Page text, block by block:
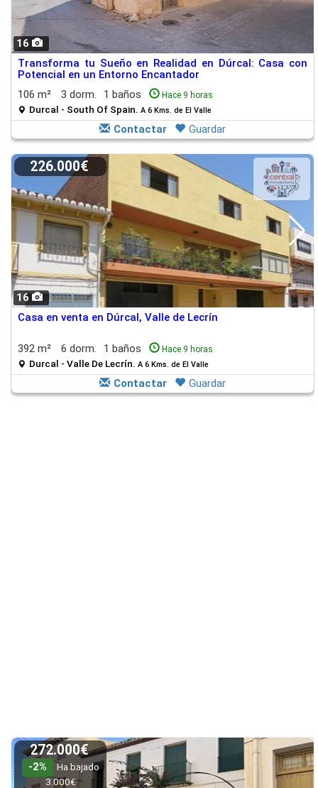
16
Transforma tu Sueño en Realidad en Dúrcal: Casa con
Potencial en un Entorno Encantador
106 m²
3 dorm. 1 baños Hace 9 horas
Durcal - South Of Spain. A 6 Kms. de El Valle
Contactar Guardar
16
226.000€
Casa en venta en Dúrcal, Valle de Lecrín
392 m² 6 dorm. 1 baños Hace 9 horas
Durcal - Valle De Lecrín. A 6 Kms. de El Valle
Contactar Guardar
272.000€
-2%
Ha bajado
3.000€